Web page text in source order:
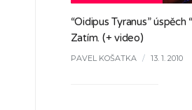
“Oidipus Tyranus”
Zatím. (+ video)
PAVEL KOŠATKA / 13. 1. 2010